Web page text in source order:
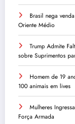
Brasil nega
Oriente Médio
Trump Admite
sobre Suprimentos
Homem de 19
100 animais em lives
Mulheres
Força Armada